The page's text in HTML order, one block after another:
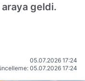
geldi.
05.07.2026 17:24
05.07.2026 17:24